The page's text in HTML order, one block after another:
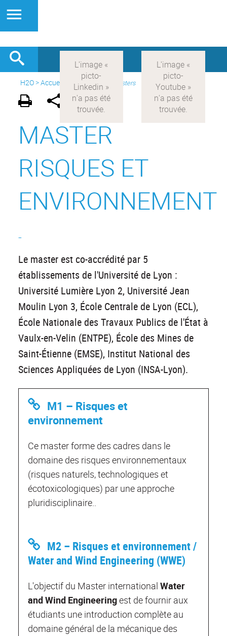
H2O>Accueil Formations Masters
MASTER
RISQUES ET
ENVIRONNEMENT
-
Le master est co-accrédité par 5
établissements de l'Université de Lyon :
Université Lumière Lyon 2, Université Jean
Moulin Lyon 3, École Centrale de Lyon (ECL),
École Nationale des Travaux Publics de l'État à
Vaulx-en-Velin (ENTPE), École des Mines de
Saint-Étienne (EMSE), Institut National des
Sciences Appliquées de Lyon (INSA-Lyon).
M1 – Risques et
environnement
Ce master forme des cadres dans le
domaine des risques environnementaux
(risques naturels, technologiques et
écotoxicologiques) par une approche
pluridisciplinaire..
M2 – Risques et environnement /
Water and Wind Engineering (WWE)
L'objectif du Master international Water
and Wind Engineeringest de fournir aux
étudiants une introduction complète au
domaine général de la mécanique des